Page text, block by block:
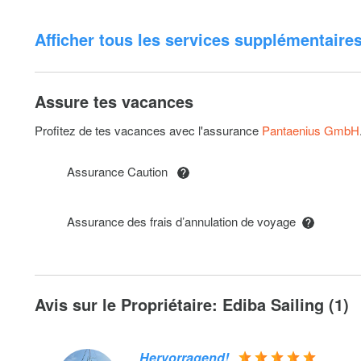
Afficher tous les services
Paddle (SUP): XL
Sunshade: Sunshade for forward deck
Débarquement flexible: Before 08:00am
Check-in / Embarquement précoce dès 13:00
SACS 680 Ghost: 1500€ deposit; SACS 680 Ghost
Assure tes vacances
Profitez de tes vacances avec l'assurance Pantaenius GmbH.
Assurance Caution
Assurance des frais d’annulation de voyage
Avis sur le Propriétaire: Ediba Sailing (1)